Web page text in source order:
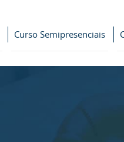
Curso Semipresenciais